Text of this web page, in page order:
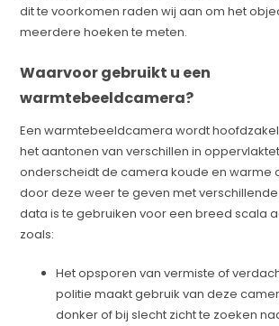
dit te voorkomen raden wij aan om het
meerdere hoeken te meten.
Waarvoor gebruikt u een
warmtebeeldcamera?
Een warmtebeeldcamera wordt
het aantonen van verschillen in
onderscheidt de camera koude en warme
door deze weer te geven met verschillende
data is te gebruiken voor een breed scala
zoals:
Het opsporen van vermiste of
politie maakt gebruik van deze
donker of bij slecht zicht te zoeken